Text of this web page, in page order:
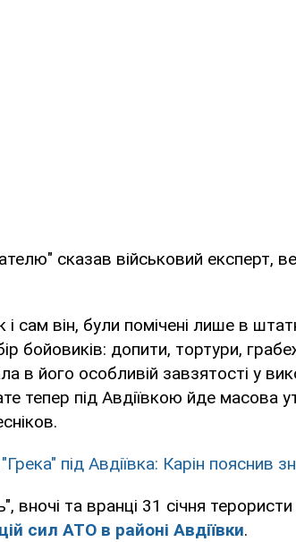
сказав військовий експерт,
сам він, були помічені лише в
бойовиків: допити, тортури,
в його особливій завзятості у
тепер під Авдіївкою йде масова
під Авдіївка: Карін пояснив
вночі та вранці 31 січня
сил АТО в районі Авдіївки.